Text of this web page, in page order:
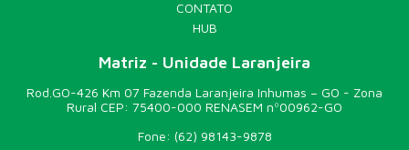
CONTATO
HUB
Matriz - Unidade Laranjeira
Rod.GO-426 Km 07 Fazenda Laranjeira Inhumas – GO - Zona
Rural CEP: 75400-000 RENASEM nº00962-GO
Fone: (62) 98143-9878